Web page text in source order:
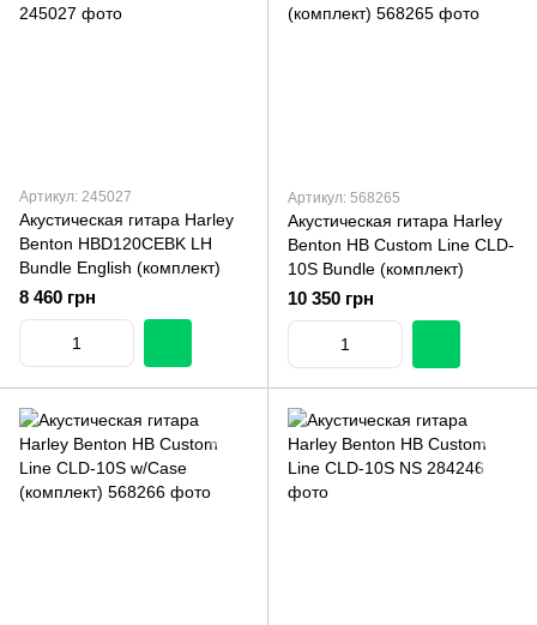
Артикул: 245027
Акустическая гитара Harley
Benton HBD120CEBK LH
Bundle English (комплект)
8 460 грн
Артикул: 568265
Акустическая гитара Harley
Benton HB Custom Line CLD-
10S Bundle (комплект)
10 350 грн